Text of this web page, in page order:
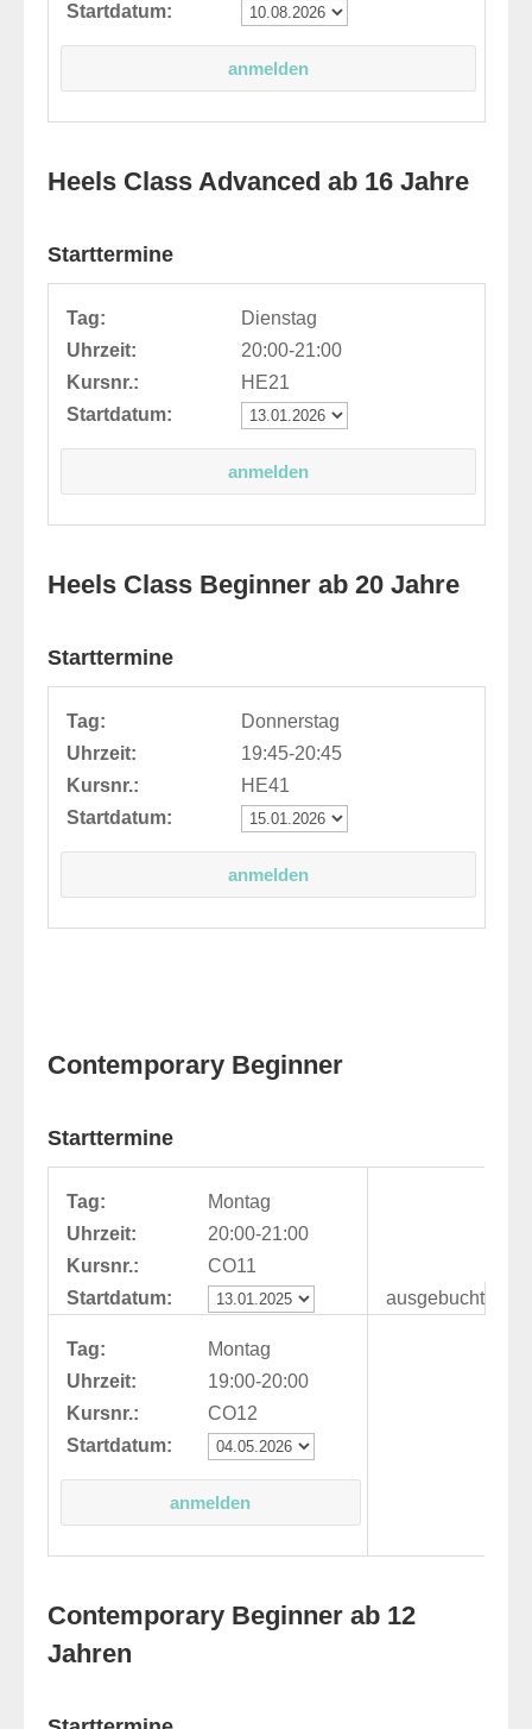
Startdatum:
Heels Class Advanced ab 16 Jahre
Starttermine
Tag:
Dienstag
Uhrzeit:
20:00-21:00
Kursnr.:
HE21
Startdatum:
Heels Class Beginner ab 20 Jahre
Starttermine
Tag:
Donnerstag
Uhrzeit:
19:45-20:45
Kursnr.:
HE41
Startdatum:
Contemporary Beginner
Starttermine
Tag:
Montag
Uhrzeit:
20:00-21:00
Kursnr.:
CO11
Startdatum:
ausgebucht
Tag:
Montag
Uhrzeit:
19:00-20:00
Kursnr.:
CO12
Startdatum:
Contemporary Beginner ab 12
Jahren